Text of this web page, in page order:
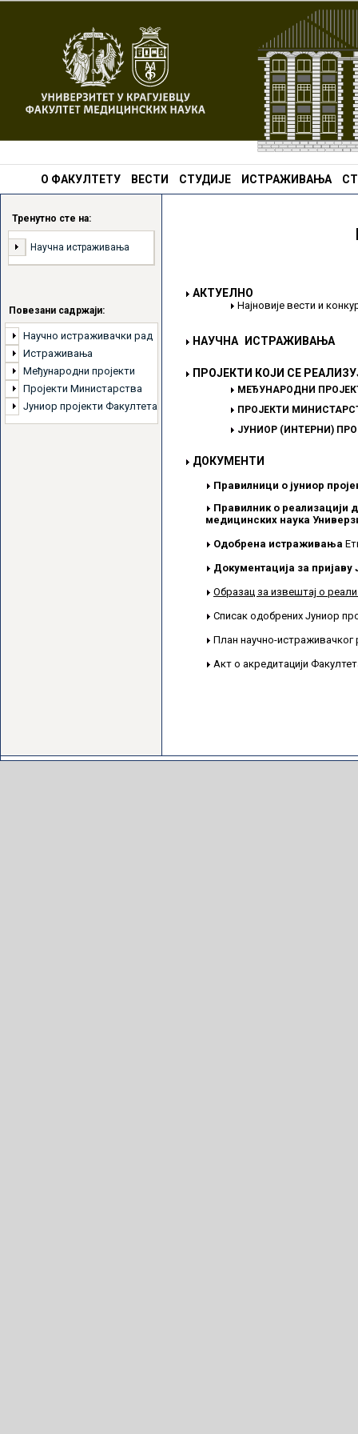
О ФАКУЛТЕТУ ВЕСТИ СТУДИЈЕ ИСТРАЖИВАЊА
Тренутно сте на:
Научна истраживања
Повезани садржаји:
Научно истраживачки рад
Истраживања
Међународни пројекти
Пројекти Министарства
Јуниор пројекти Факултета
АКТУЕЛНО
Најновије вести и
НАУЧНА ИСТРАЖИВАЊА
ПРОЈЕКТИ КОЈИ СЕ
МЕЂУНАРОДНИ
ПРОЈЕКТИ
ЈУНИОР (ИНТЕРНИ)
ДОКУМЕНТИ
Правилници о јуниор
Правилник о реализацији
медицинских наука
Одобрена истраживања
Документација за
Образац за извештај о
Списак одобрених Јуниор
План научно-истраживачког
Акт о акредитацији